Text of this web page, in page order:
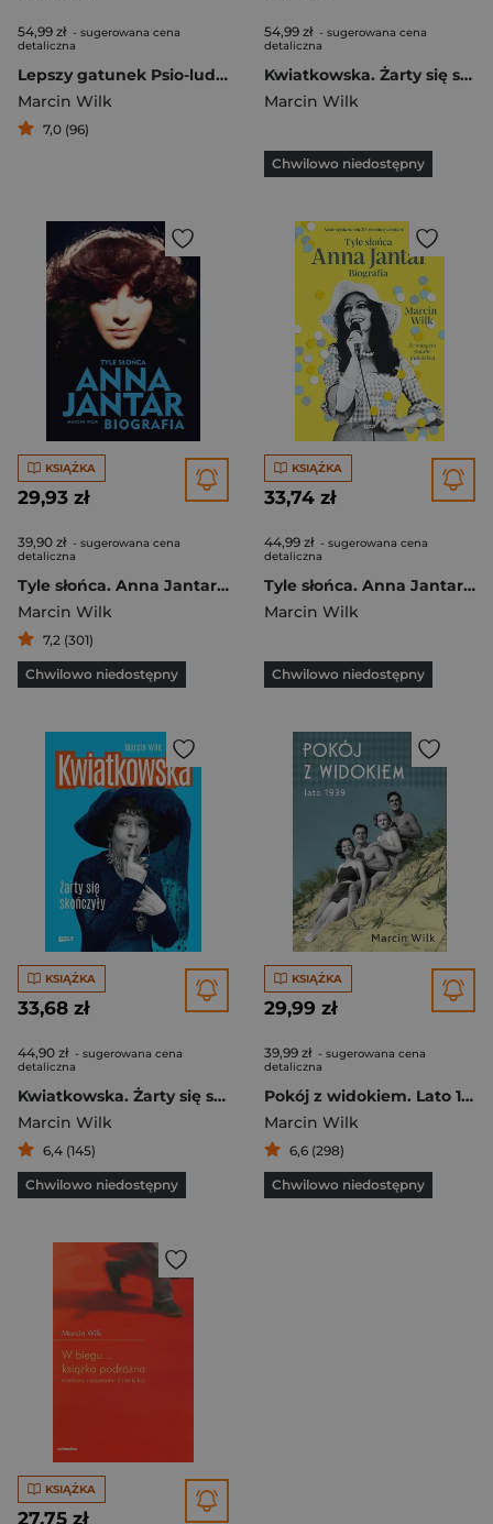
54,99 zł - sugerowana cena
detaliczna
Lepszy gatunek Psio-ludzkie historie
Marcin Wilk
7,0 (96)
54,99 zł - sugerowana cena
detaliczna
Kwiatkowska. Żarty się skończyły (2022)
Marcin Wilk
Chwilowo niedostępny
KSIĄŻKA
29,93 zł
39,90 zł - sugerowana cena
detaliczna
Tyle słońca. Anna Jantar. Biografia
Marcin Wilk
7,2 (301)
Chwilowo niedostępny
KSIĄŻKA
33,74 zł
44,99 zł - sugerowana cena
detaliczna
Tyle słońca. Anna Jantar. Biografia (2020)
Marcin Wilk
Chwilowo niedostępny
KSIĄŻKA
33,68 zł
44,90 zł - sugerowana cena
detaliczna
Kwiatkowska. Żarty się skończyły
Marcin Wilk
6,4 (145)
Chwilowo niedostępny
KSIĄŻKA
29,99 zł
39,99 zł - sugerowana cena
detaliczna
Pokój z widokiem. Lato 1939
Marcin Wilk
6,6 (298)
Chwilowo niedostępny
KSIĄŻKA
27,75 zł